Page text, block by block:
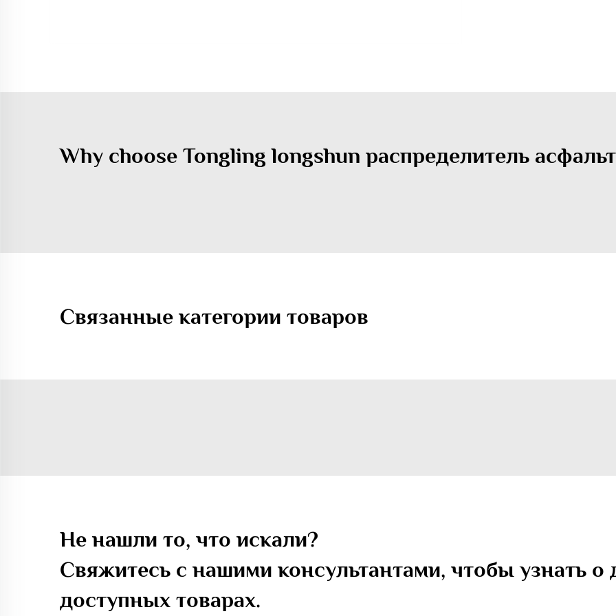
Why choose Tongling longshun распределитель
Связанные категории товаров
Не нашли то, что искали?
Свяжитесь с нашими консультантами, чтобы узнать о
доступных товарах.